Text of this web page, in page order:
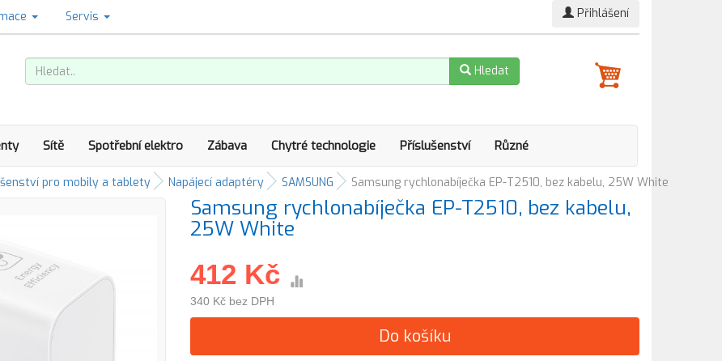
Servis Přihlášení
Hledat
Sítě Spotřební elektro Zábava Chytré technologie Příslušenství Různé
pro mobily a tablety Napájecí adaptéry SAMSUNG Samsung rychlonabíječka EP-T2510, bez kabelu, 25W White
Samsung rychlonabíječka EP-T2510, bez kabelu,
25W White
412 Kč
340 Kč bez DPH
Do košíku